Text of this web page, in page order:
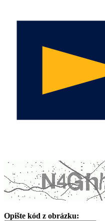
Opište kód z obrázku: